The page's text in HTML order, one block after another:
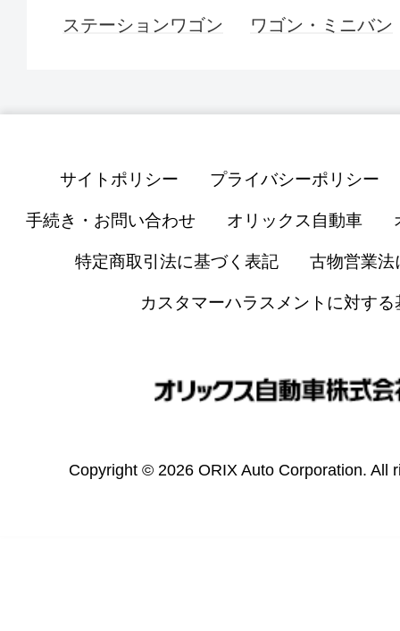
ステーションワゴン
ワゴン・ミニバン
サイトポリシー プライバシーポリシー
手続き・お問い合わせ オリックス自動車
特定商取引法に基づく表記 古物営業法
カスタマーハラスメントに対する
Copyright © 2026 ORIX Auto Corporation. All